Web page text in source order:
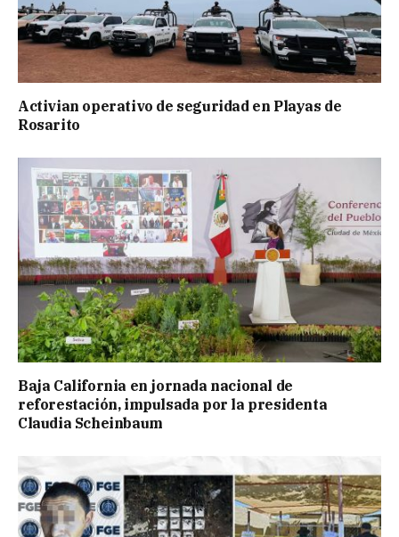
Activian operativo de seguridad en Playas de
Rosarito
Baja California en jornada nacional de
reforestación, impulsada por la presidenta
Claudia Scheinbaum